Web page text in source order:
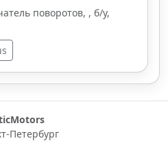
поворотов, , б/у,
Петербург